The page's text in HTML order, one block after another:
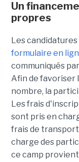
Un
propres
Les
formulaire en
communiqués
Afin de favoriser
nombre, la
Les frais
sont pris en
frais de
charge des
ce camp